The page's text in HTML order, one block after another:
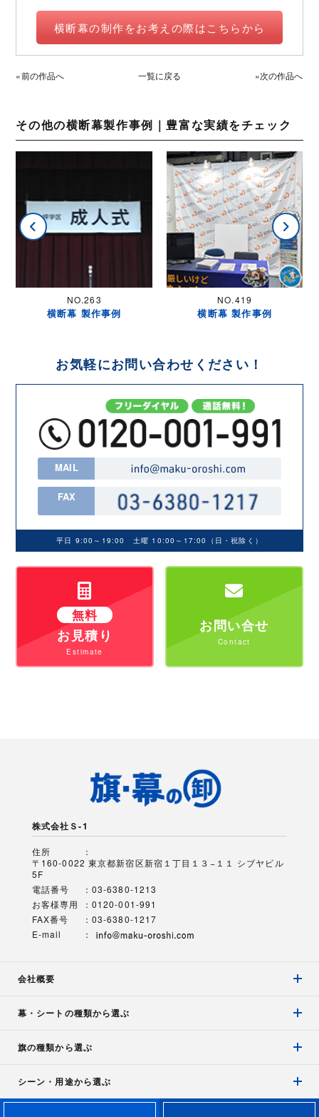
横断幕の制作をお考えの際はこちらから
«前の作品へ »次の作品へ
一覧に戻る
その他の横断幕製作事例｜豊富な実績をチェック
NO.263
横断幕 製作事例
NO.419
横断幕 製作事例
お気軽にお問い合わせください！
MAIL
FAX
平日 9:00～19:00 土曜 10:00～17:00（日・祝除く）
無料
お見積り
お問い合せ
株式会社Ｓ-1
住所
〒160-0022 東京都新宿区新宿１丁目１３−１１ シブヤビル
5F
電話番号
03-6380-1213
お客様専用
0120-001-991
FAX番号
03-6380-1217
E-mail
会社概要
幕・シートの種類から選ぶ
旗の種類から選ぶ
シーン・用途から選ぶ